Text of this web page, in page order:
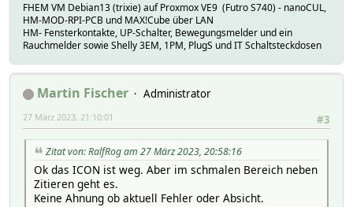
FHEM VM Debian13 (trixie) auf Proxmox VE9 (Futro S740) - nanoCUL,
HM-MOD-RPI-PCB und MAX!Cube über LAN
HM- Fensterkontakte, UP-Schalter, Bewegungsmelder und ein
Rauchmelder sowie Shelly 3EM, 1PM, PlugS und IT Schaltsteckdosen
Martin Fischer
Administrator
#3
27 März 2023, 21:10:01
Zitat von: RalfRog am 27 März 2023, 20:58:16
Ok das ICON ist weg. Aber im schmalen Bereich neben
Zitieren geht es.
Keine Ahnung ob aktuell Fehler oder Absicht.